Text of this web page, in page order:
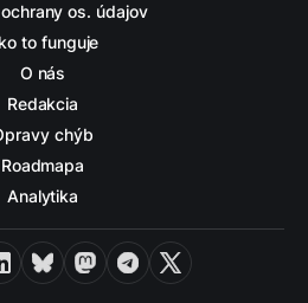
os. údajov
to funguje
O nás
Redakcia
chýb
Roadmapa
Analytika
LinkedInBlueskyMastodon
Telegram
X